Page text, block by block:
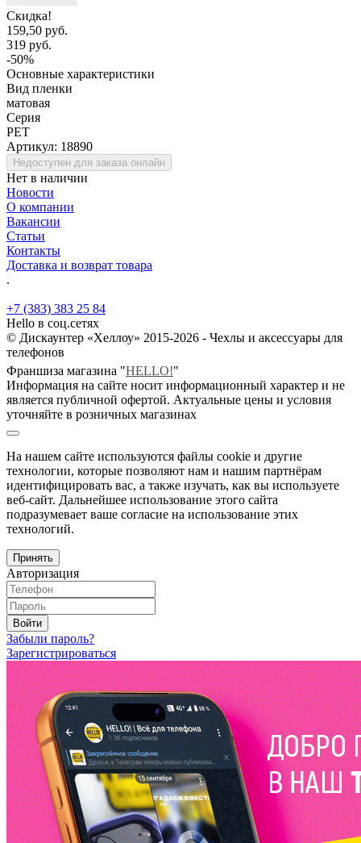
Скидка!
159,50 руб.
319 руб.
-50%
Основные характеристики
Вид пленки
матовая
Серия
PET
Артикул: 18890
Недоступен для заказа онлайн
Нет в наличии
Новости
О компании
Вакансии
Статьи
Контакты
Доставка и возврат товара
.
+7 (383) 383 25 84
Hello в соц.сетях
© Дискаунтер «Хеллоу» 2015-2026 - Чехлы и аксессуары для
телефонов
Франшиза магазина "HELLO!"
Информация на сайте носит информационный характер и не
является публичной офертой. Актуальные цены и условия
уточняйте в розничных магазинах
На нашем сайте используются файлы cookie и другие
технологии, которые позволяют нам и нашим партнёрам
идентифицировать вас, а также изучать, как вы используете
веб-сайт. Дальнейшее использование этого сайта
подразумевает ваше согласие на использование этих
технологий.
Принять
Авторизация
Войти
Забыли пароль?
Зарегистрироваться